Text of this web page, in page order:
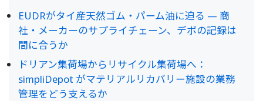
EUDRがタイ産天然ゴム・パーム油に迫る — 商
社・メーカーのサプライチェーン、デポの記録は
間に合うか
ドリアン集荷場からリサイクル集荷場へ：
simpliDepot がマテリアルリカバリー施設の業務
管理をどう支えるか